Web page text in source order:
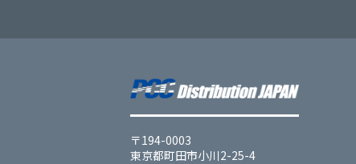
〒194-0003
東京都町田市小川2-25-4